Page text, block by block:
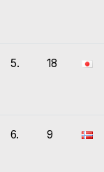
5. 18
6. 9